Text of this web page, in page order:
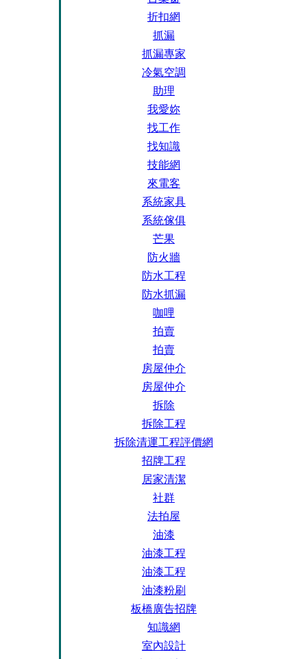
折扣網
抓漏
抓漏專家
冷氣空調
助理
我愛妳
找工作
找知識
技能網
來電客
系統家具
系統傢俱
芒果
防火牆
防水工程
防水抓漏
咖哩
拍賣
拍賣
房屋仲介
房屋仲介
拆除
拆除工程
拆除清運工程評價網
招牌工程
居家清潔
社群
法拍屋
油漆
油漆工程
油漆工程
油漆粉刷
板橋廣告招牌
知識網
室內設計